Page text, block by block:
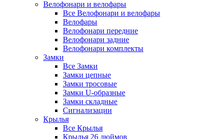
Велофонари и велофары
Все Велофонари и велофары
Велофары
Велофонари передние
Велофонари задние
Велофонари комплекты
Замки
Все Замки
Замки цепные
Замки тросовые
Замки U-образные
Замки складные
Сигнализации
Крылья
Все Крылья
Крылья 26 дюймов